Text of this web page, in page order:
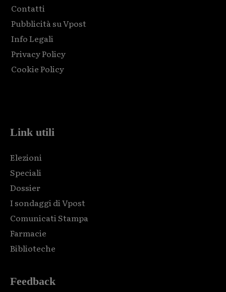
Contatti
Pubblicità su Vpost
Info Legali
Privacy Policy
Cookie Policy
Link utili
Elezioni
Speciali
Dossier
I sondaggi di Vpost
Comunicati Stampa
Farmacie
Biblioteche
Feedback